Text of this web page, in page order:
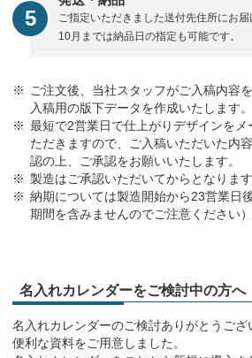
ご指定いただきました送付先住所にお届
10月までは納品日の指定も可能です。
ご注文後、当社スタッフがご入稿内容
入稿用の版下データを作成いたします。
最短で2営業日で仕上がりデザインを
ただきますので、ご入稿いただいた内
認の上、ご承認をお願いいたします。
製造はご承認いただいてからとなります
納期については製造開始から23営業日
期間を含みませんのでご注意ください）
名入れカレンダーをご検討中の方へ
名入れカレンダーのご検討ありがとうご
便利な資料をご用意しました。